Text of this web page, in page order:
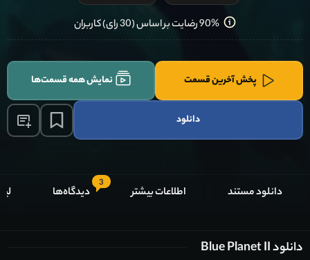
90% رضایت بر اساس (30 رای) کاربران
پخش آخرین قسمت نمایش همه قسمت‌ها
دانلود
دانلود مستند اطلاعات بیشتر
3
دیدگاه‌ها
دانلود Blue Planet II